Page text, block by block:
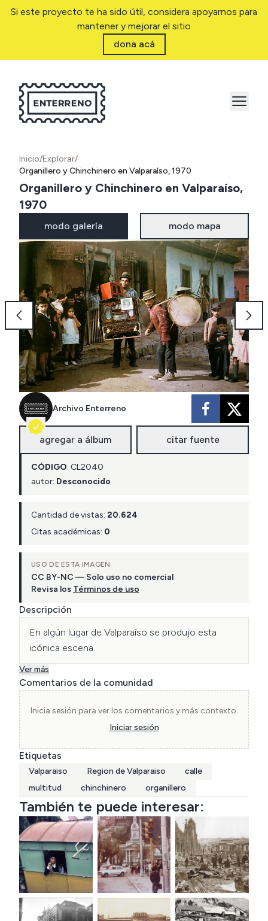
Si este proyecto te ha sido útil, considera apoyarnos para
mantener y mejorar el sitio
dona acá
Inicio/Explorar/
Organillero y Chinchinero en Valparaíso, 1970
Organillero y Chinchinero en Valparaíso,
1970
modo galería modo mapa
Archivo Enterreno
agregar a álbum citar fuente
CÓDIGO: CL2040
autor: Desconocido
Cantidad de vistas: 20.624
Citas académicas: 0
USO DE ESTA IMAGEN
CC BY-NC — Solo uso no comercial
Revisa los Términos de uso
Descripción
En algún lugar de Valparaíso se produjo esta
icónica escena.
Ver más
Comentarios de la comunidad
Inicia sesión para ver los comentarios y más contexto.
Iniciar sesión
Etiquetas
Valparaiso Region de Valparaiso
calle
multitud
chinchinero organillero
También te puede interesar: